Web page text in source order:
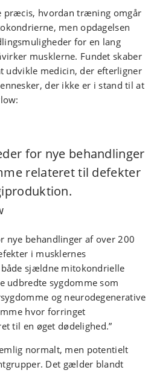
præcis, hvordan træning omgår
men opdagelsen
for en lang
musklerne. Fundet skaber
udvikle medicin, der efterligner
der ikke er i stand til at
for nye behandlinger
relateret til defekter
nye behandlinger af over 200
i musklernes
sjældne mitokondrielle
udbredte sygdomme som
og neurodegenerative
hvor forringet
til en øget dødelighed.”
normalt, men potentielt
Det gælder blandt